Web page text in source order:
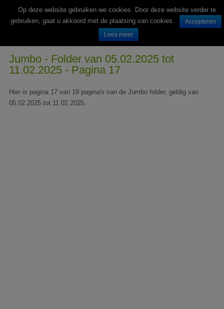
Wekelijks nieuwe folders van Nederlandse supermarkten en winkels
Jumbo - Folder van 05.02.2025 tot
11.02.2025 - Pagina 17
Hier is pagina 17 van 19 pagina's van de Jumbo folder, geldig van
05.02.2025 tot 11.02.2025.
Op deze website gebruiken we cookies. Door deze website verder te
gebruiken, gaat u akkoord met de plaatsing van cookies.
Accepteren
Lees meer